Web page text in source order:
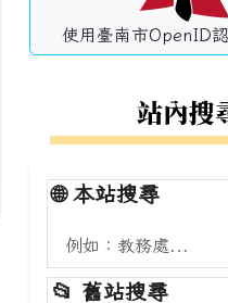
使用臺南市OpenID
站內搜
🌐本站搜尋
搜尋本站內容
📂 舊站搜尋